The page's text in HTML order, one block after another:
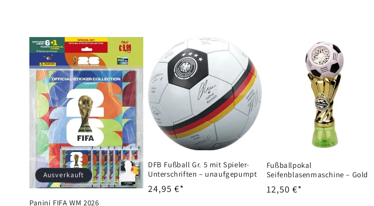
e
g
o
r
i
e
Ausverkauft
Panini FIFA WM 2026
DFB Fußball Gr. 5 mit Spieler-
Unterschriften – unaufgepumpt
Normaler
24,95 €*
Fußballpokal
Seifenblasenmaschine – Gold
Normaler
12,50 €*